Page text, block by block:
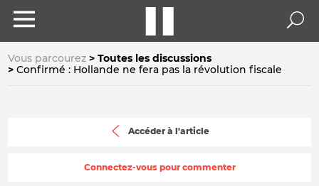
Vous parcourez
Toutes les discussions
Confirmé : Hollande ne fera pas la révolution fiscale
Accéder à l'article
Connectez-vous pour commenter